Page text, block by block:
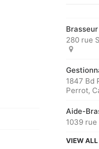
280 rue
1847 Bd
Perrot,
Aide-
1039 rue
VIEW ALL